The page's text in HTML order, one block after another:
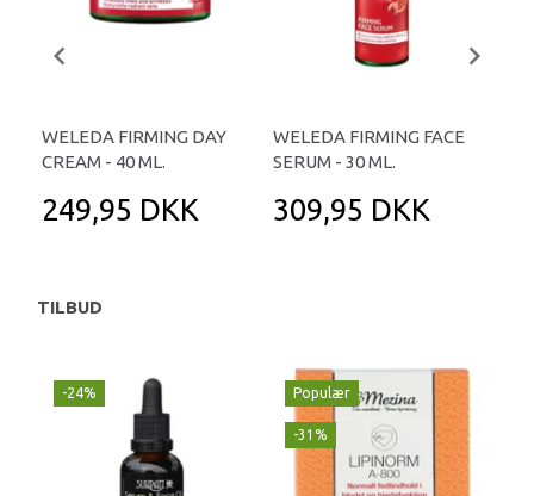
WELEDA FIRMING DAY
CREAM - 40 ML.
249,95 DKK
WELEDA FIRMING FACE
SERUM - 30 ML.
309,95 DKK
TILBUD
-24% Populær
-31%